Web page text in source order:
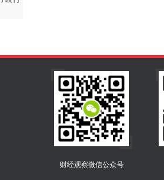
财经观察微信公众号